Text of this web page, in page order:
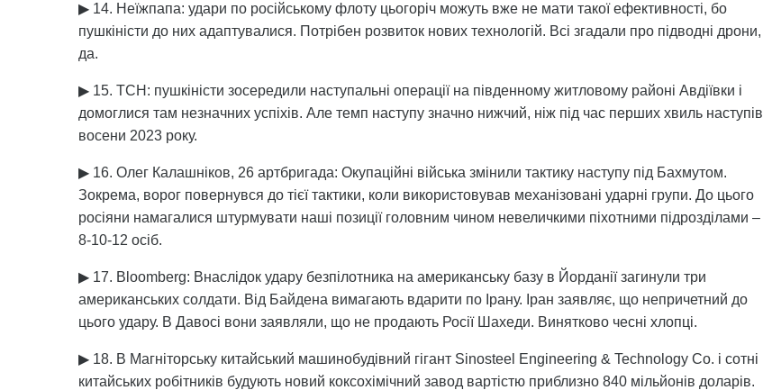
▶ 14. Неїжпапа: удари по російському флоту цьогоріч можуть вже не мати такої ефективності, бо
пушкіністи до них адаптувалися. Потрібен розвиток нових технологій. Всі згадали про підводні дрони,
да.
▶ 15. ТСН: пушкіністи зосередили наступальні операції на південному житловому районі Авдіївки і
домоглися там незначних успіхів. Але темп наступу значно нижчий, ніж під час перших хвиль наступів
восени 2023 року.
▶ 16. Олег Калашніков, 26 артбригада: Окупаційні війська змінили тактику наступу під Бахмутом.
Зокрема, ворог повернувся до тієї тактики, коли використовував механізовані ударні групи. До цього
росіяни намагалися штурмувати наші позиції головним чином невеличкими піхотними підрозділами –
8-10-12 осіб.
▶ 17. Bloomberg: Внаслідок удару безпілотника на американську базу в Йорданії загинули три
американських солдати. Від Байдена вимагають вдарити по Ірану. Іран заявляє, що непричетний до
цього удару. В Давосі вони заявляли, що не продають Росії Шахеди. Винятково чесні хлопці.
▶ 18. В Магніторську китайський машинобудівний гігант Sinosteel Engineering & Technology Co. і сотні
китайських робітників будують новий коксохімічний завод вартістю приблизно 840 мільйонів доларів.